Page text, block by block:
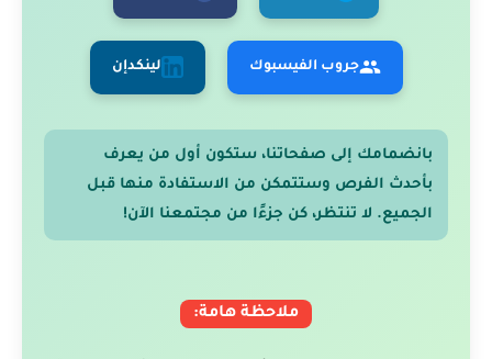
جروب الفيسبوك لينكدإن
بانضمامك إلى صفحاتنا، ستكون أول من يعرف
بأحدث الفرص وستتمكن من الاستفادة منها قبل
الجميع. لا تنتظر، كن جزءًا من مجتمعنا الآن!
ملاحظة هامة: